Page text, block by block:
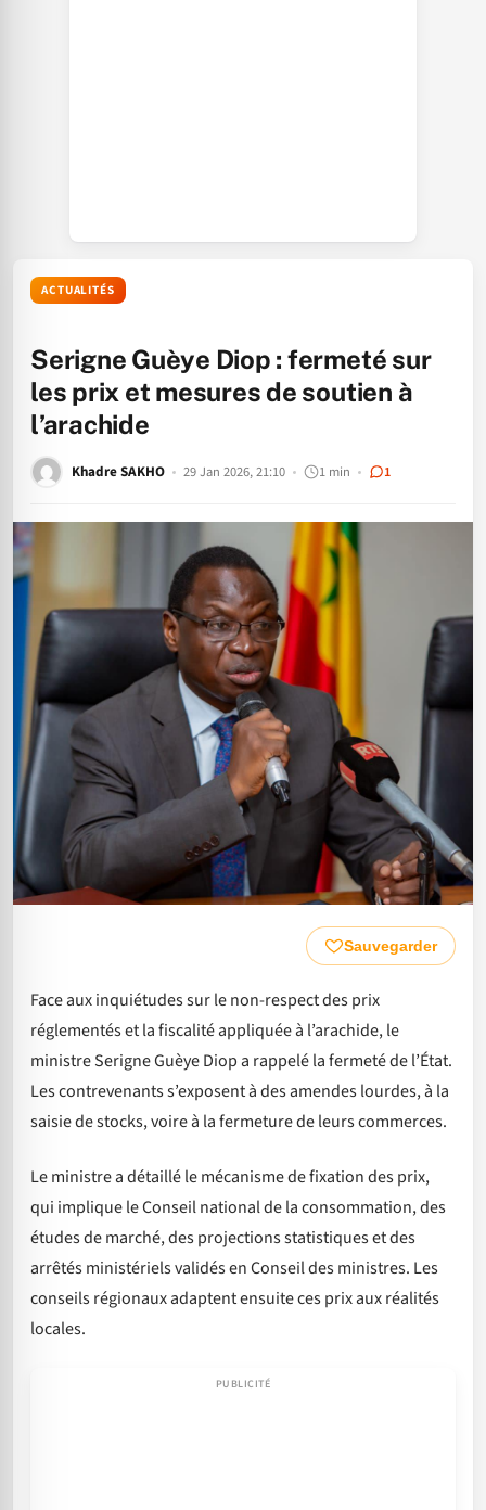
ACTUALITÉS
Serigne Guèye Diop : fermeté sur
les prix et mesures de soutien à
l’arachide
Khadre SAKHO 29 Jan 2026, 21:10 1 min 1
Sauvegarder
Face aux inquiétudes sur le non-respect des prix
réglementés et la fiscalité appliquée à l’arachide, le
ministre Serigne Guèye Diop a rappelé la fermeté de l’État.
Les contrevenants s’exposent à des amendes lourdes, à la
saisie de stocks, voire à la fermeture de leurs commerces.
Le ministre a détaillé le mécanisme de fixation des prix,
qui implique le Conseil national de la consommation, des
études de marché, des projections statistiques et des
arrêtés ministériels validés en Conseil des ministres. Les
conseils régionaux adaptent ensuite ces prix aux réalités
locales.